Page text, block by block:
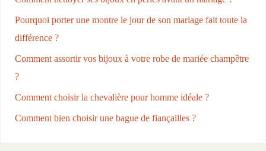
Pourquoi porter une montre le jour de son mariage fait toute la
différence ?
Comment assortir vos bijoux à votre robe de mariée champêtre
?
Comment choisir la chevalière pour homme idéale ?
Comment bien choisir une bague de fiançailles ?